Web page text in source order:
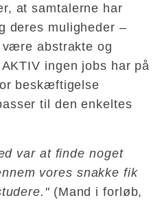
at samtalerne har
deres muligheder –
abstrakte og
ingen jobs har på
beskæftigelse
til den enkeltes
var at finde noget
vores snakke fik
(Mand i forløb,